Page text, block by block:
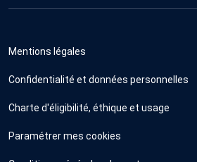
Mentions légales
Confidentialité et données personnelles
Charte d'éligibilité, éthique et usage
Paramétrer mes cookies